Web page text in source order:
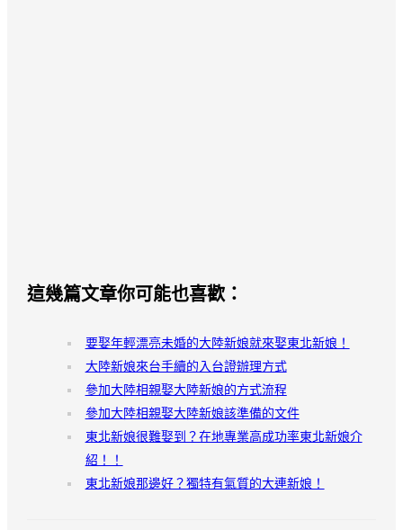
這幾篇文章你可能也喜歡：
要娶年輕漂亮未婚的大陸新娘就來娶東北新娘！
大陸新娘來台手續的入台證辦理方式
參加大陸相親娶大陸新娘的方式流程
參加大陸相親娶大陸新娘該準備的文件
東北新娘很難娶到？在地專業高成功率東北新娘介
紹！！
東北新娘那邊好？獨特有氣質的大連新娘！